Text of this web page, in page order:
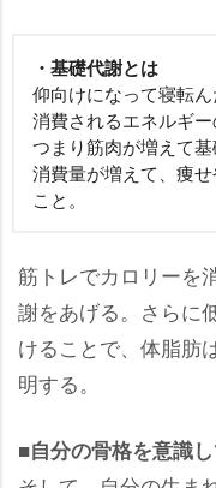
・基礎代謝とは
仰向けになって寝転
消費されるエネルギー
つまり筋肉が増えて
消費量が増えて、痩
こと。
筋トレでカロリーを
謝をあげる。さらに
けることで、体脂肪
明する。
■自分の骨格を意識